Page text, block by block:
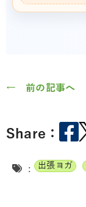
← 前の記事へ
Share：
: 出張ヨガ